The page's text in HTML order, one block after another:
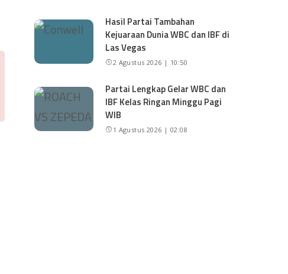
Hasil Partai Tambahan
Kejuaraan Dunia WBC dan IBF di
Las Vegas
2 Agustus 2026 | 10:50
Partai Lengkap Gelar WBC dan
IBF Kelas Ringan Minggu Pagi
WIB
1 Agustus 2026 | 02:08